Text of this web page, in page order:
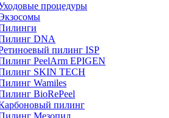
процедуры
DNA
пилинг ISP
PeelArm EPIGEN
SKIN TECH
Wamiles
BioRePeel
пилинг
Мезопил